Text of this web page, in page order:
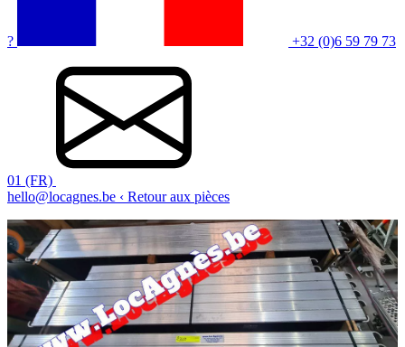
? +32 (0)6 59 79 73
01 (FR)
hello@locagnes.be ‹ Retour aux pièces